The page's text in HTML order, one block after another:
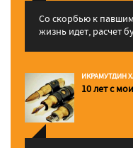
Со скорбью к
жизнь идет, расчет
ИКРАМУТДИН
10 лет с